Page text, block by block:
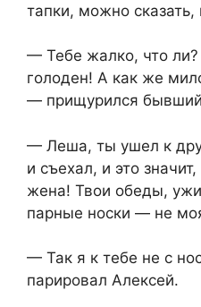
тапки, можно сказать,
— Тебе жалко, что
голоден! А как же
— прищурился
— Леша, ты ушел к
и съехал, и это
жена! Твои обеды,
парные носки — не
— Так я к тебе не с
парировал Алексей.